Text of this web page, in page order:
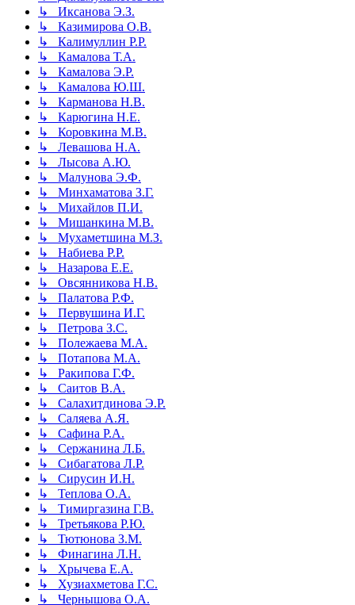
↳ Иксанова Э.З.
↳ Казимирова О.В.
↳ Калимуллин Р.Р.
↳ Камалова Т.А.
↳ Камалова Э.Р.
↳ Камалова Ю.Ш.
↳ Карманова Н.В.
↳ Карюгина Н.Е.
↳ Коровкина М.В.
↳ Левашова Н.А.
↳ Лысова А.Ю.
↳ Малунова Э.Ф.
↳ Минхаматова З.Г.
↳ Михайлов П.И.
↳ Мишанкина М.В.
↳ Мухаметшина М.З.
↳ Набиева Р.Р.
↳ Назарова Е.Е.
↳ Овсянникова Н.В.
↳ Палатова Р.Ф.
↳ Первушина И.Г.
↳ Петрова З.С.
↳ Полежаева М.А.
↳ Потапова М.А.
↳ Ракипова Г.Ф.
↳ Саитов В.А.
↳ Салахитдинова Э.Р.
↳ Саляева А.Я.
↳ Сафина Р.А.
↳ Сержанина Л.Б.
↳ Сибагатова Л.Р.
↳ Сирусин И.Н.
↳ Теплова О.А.
↳ Тимиргазина Г.В.
↳ Третьякова Р.Ю.
↳ Тютюнова З.М.
↳ Финагина Л.Н.
↳ Хрычева Е.А.
↳ Хузиахметова Г.С.
↳ Чернышова О.А.